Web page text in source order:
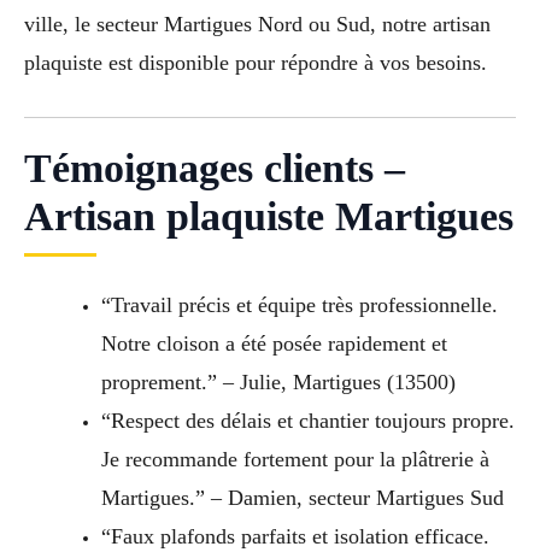
ville, le secteur Martigues Nord ou Sud, notre artisan
plaquiste est disponible pour répondre à vos besoins.
Témoignages clients –
Artisan plaquiste Martigues
“Travail précis et équipe très professionnelle.
Notre cloison a été posée rapidement et
proprement.” – Julie, Martigues (13500)
“Respect des délais et chantier toujours propre.
Je recommande fortement pour la plâtrerie à
Martigues.” – Damien, secteur Martigues Sud
“Faux plafonds parfaits et isolation efficace.